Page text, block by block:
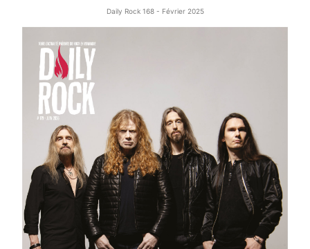
Daily Rock 168 - Février 2025